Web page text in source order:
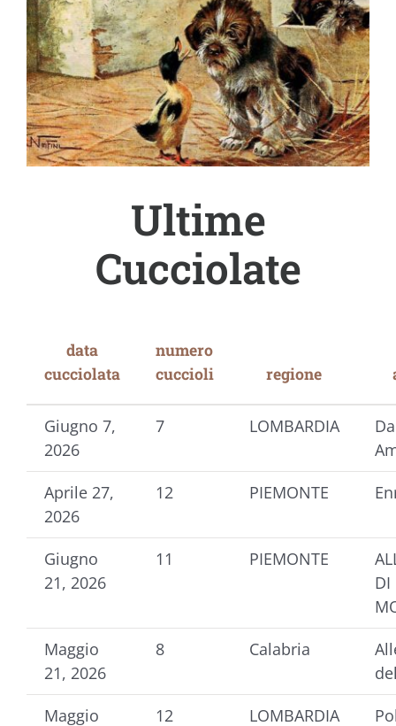
Ultime
Cucciolate
data
cucciolata
numero
cuccioli
regione
Giugno 7,
2026
7 LOMBARDIA
Aprile 27,
2026
12 PIEMONTE
Giugno
21, 2026
11 PIEMONTE
DI
Maggio
21, 2026
8 Calabria
Maggio
12 LOMBARDIA